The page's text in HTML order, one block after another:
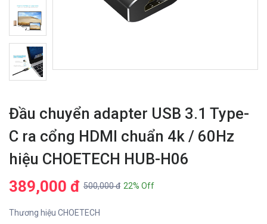
Đầu chuyển adapter USB 3.1 Type-
C ra cổng HDMI chuẩn 4k / 60Hz
hiệu CHOETECH HUB-H06
389,000 đ 500,000 đ 22% Off
Thương hiệu CHOETECH